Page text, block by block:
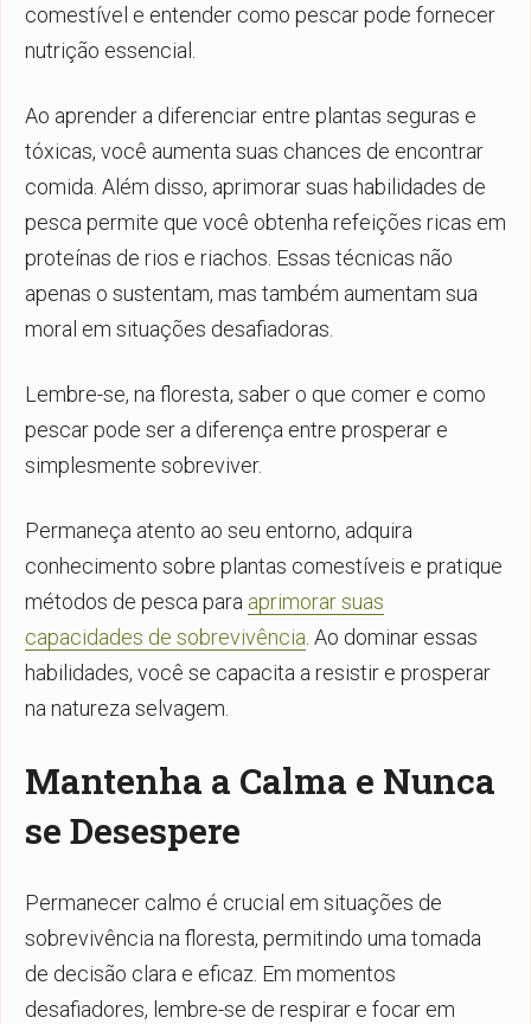
comestível e entender como pescar pode fornecer
nutrição essencial.
Ao aprender a diferenciar entre plantas seguras e
tóxicas, você aumenta suas chances de encontrar
comida. Além disso, aprimorar suas habilidades de
pesca permite que você obtenha refeições ricas em
proteínas de rios e riachos. Essas técnicas não
apenas o sustentam, mas também aumentam sua
moral em situações desafiadoras.
Lembre-se, na floresta, saber o que comer e como
pescar pode ser a diferença entre prosperar e
simplesmente sobreviver.
Permaneça atento ao seu entorno, adquira
conhecimento sobre plantas comestíveis e pratique
métodos de pesca para aprimorar suas
capacidades de sobrevivência . Ao dominar essas
habilidades, você se capacita a resistir e prosperar
na natureza selvagem.
Mantenha a Calma e Nunca
se Desespere
Permanecer calmo é crucial em situações de
sobrevivência na floresta, permitindo uma tomada
de decisão clara e eficaz. Em momentos
desafiadores, lembre-se de respirar e focar em